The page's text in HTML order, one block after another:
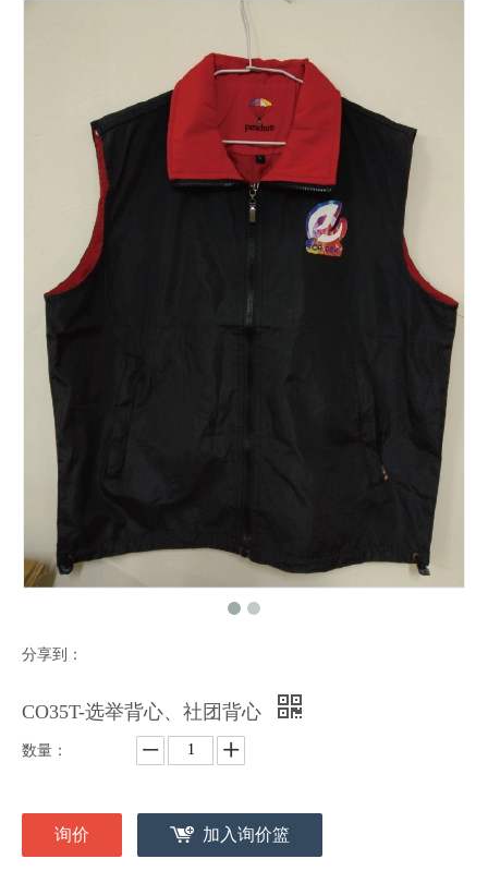
分享到：
CO35T-选举背心、社团背心
数量：
询价 加入询价篮